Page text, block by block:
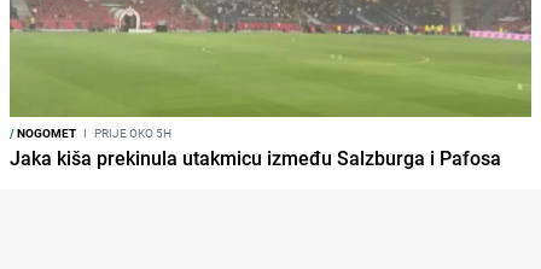
/NOGOMET I PRIJE OKO 5H
Jaka kiša prekinula utakmicu između Salzburga i Pafosa